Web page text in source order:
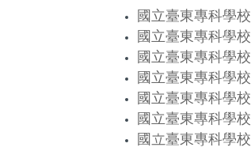
國立臺東專科學
國立臺東專科學
國立臺東專科學
國立臺東專科學
國立臺東專科學
國立臺東專科學
國立臺東專科學